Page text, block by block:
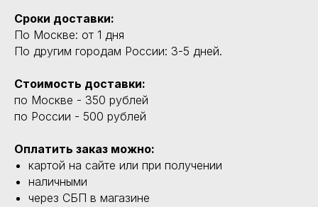
Сроки доставки:
По Москве: от 1 дня
По другим городам России: 3-5 дней.
Стоимость доставки:
по Москве - 350 рублей
по России - 500 рублей
Оплатить заказ можно:
картой на сайте или при получении
наличными
через СБП в магазине